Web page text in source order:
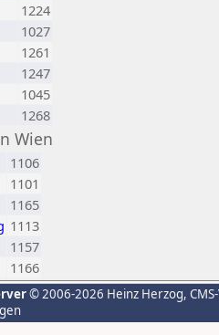
1224
1027
1261
1247
1045
1268
Wien
1106
1101
1165
1113
1157
1166
© 2006-2026 Heinz Herzog,